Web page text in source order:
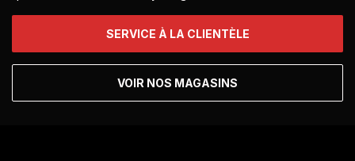
SERVICE À LA CLIENTÈLE
VOIR NOS MAGASINS